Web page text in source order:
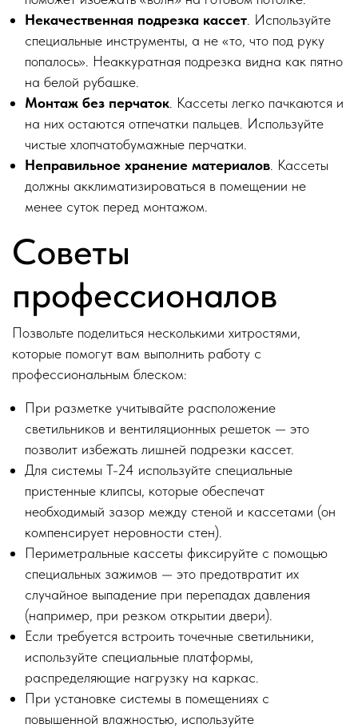
Некачественная подрезка кассет . Используйте
специальные инструменты, а не «то, что под руку
попалось». Неаккуратная подрезка видна как пятно
на белой рубашке.
Монтаж без перчаток . Кассеты легко пачкаются и
на них остаются отпечатки пальцев. Используйте
чистые хлопчатобумажные перчатки.
Неправильное хранение материалов . Кассеты
должны акклиматизироваться в помещении не
менее суток перед монтажом.
Советы
профессионалов
Позвольте поделиться несколькими хитростями,
которые помогут вам выполнить работу с
профессиональным блеском:
При разметке учитывайте расположение
светильников и вентиляционных решеток — это
позволит избежать лишней подрезки кассет.
Для системы Т-24 используйте специальные
пристенные клипсы, которые обеспечат
необходимый зазор между стеной и кассетами (он
компенсирует неровности стен).
Периметральные кассеты фиксируйте с помощью
специальных зажимов — это предотвратит их
случайное выпадение при перепадах давления
(например, при резком открытии двери).
Если требуется встроить точечные светильники,
используйте специальные платформы,
распределяющие нагрузку на каркас.
При установке системы в помещениях с
повышенной влажностью, используйте